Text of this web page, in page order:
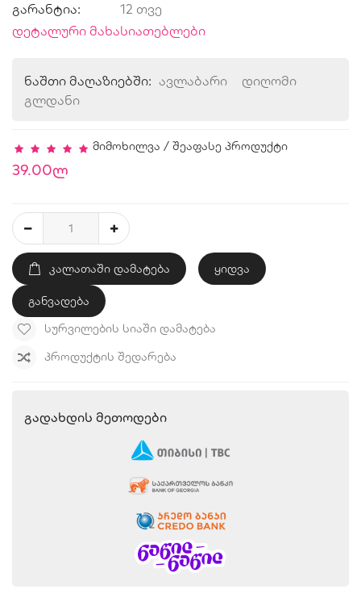
გარანტია:
12 თვე
დეტალური მახასიათებლები
ნაშთი მაღაზიებში: ავლაბარი
დიღომი
გლდანი
მიმოხილვა / შეაფასე პროდუქტი
39.00ლ
ᲙᲐᲚᲐᲗᲐᲨᲘ ᲓᲐᲛᲐᲢᲔᲑᲐ ყიდვა
განვადება
ᲡᲣᲠᲕᲘᲚᲔᲑᲘᲡ ᲡᲘᲐᲨᲘ ᲓᲐᲛᲐᲢᲔᲑᲐ
ᲞᲠᲝᲓᲣᲥᲢᲘᲡ ᲨᲔᲓᲐᲠᲔᲑᲐ
Გადახდის Მეთოდები